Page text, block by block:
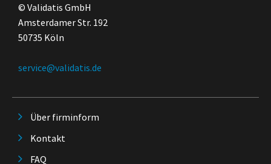
© Validatis GmbH
Amsterdamer Str. 192
50735 Köln
service@validatis.de
Über firminform
Kontakt
FAQ